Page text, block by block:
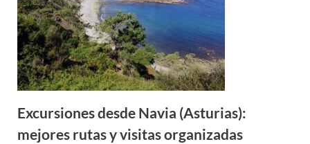
Excursiones desde Navia (Asturias):
mejores rutas y visitas organizadas